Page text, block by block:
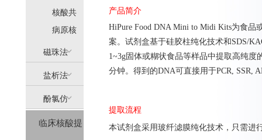
取
核酸共
提
(AllPure)
病原核
酸提取
磁珠法
(MagPure)
盐析法
(SolPure)
酚氯仿
(Trizol系
临床核酸提
产品简介
HiPure Food DNA Mini to Midi Kits为食品
案。试剂盒基于硅胶柱纯化技术和 SDS/
1~3g固体或糊状食品等样品中提取高纯度
分钟。得到的DNA可直接用于PCR, SSR,
提取流程
本试剂盒采用玻纤滤膜纯化技术，只需进